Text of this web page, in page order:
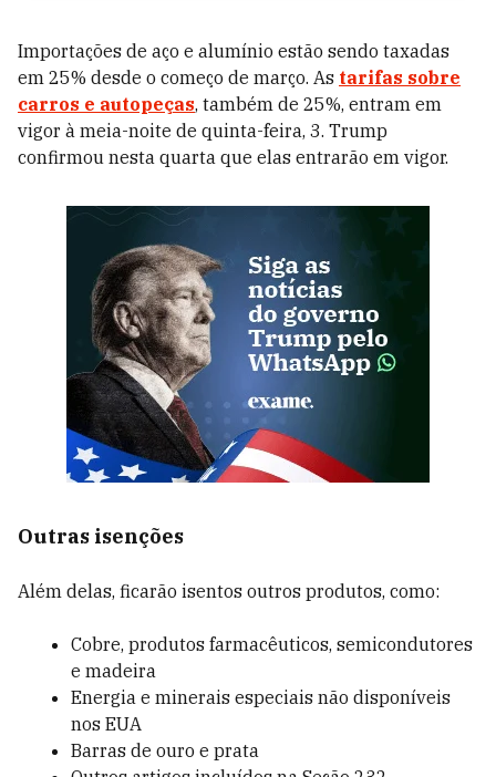
Importações de aço e alumínio estão sendo taxadas
em 25% desde o começo de março. As tarifas sobre
carros e autopeças, também de 25%, entram em
vigor à meia-noite de quinta-feira, 3. Trump
confirmou nesta quarta que elas entrarão em vigor.
Outras isenções
Além delas, ficarão isentos outros produtos, como:
Cobre, produtos farmacêuticos, semicondutores
e madeira
Energia e minerais especiais não disponíveis
nos EUA
Barras de ouro e prata